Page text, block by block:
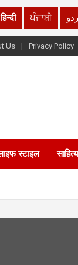
हिन्दी ਪੰਜਾਬੀ
Us Privacy Policy
स्टाइल